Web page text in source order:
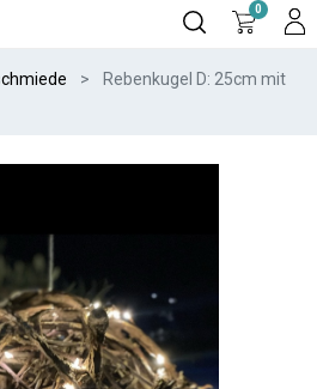
0
Rebenkugel D: 25cm mit